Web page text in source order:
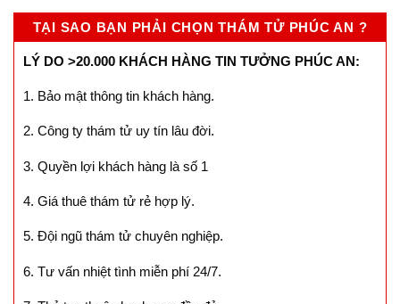
Dịch vụ thám tử quận Kiến An
Hải Phòng
Dịch vụ Thám tử Liên Chiểu Đà
TẠI SAO BẠN PHẢI CHỌN THÁM TỬ PHÚC AN ?
LÝ DO >20.000 KHÁCH HÀNG TIN TƯỞNG PHÚC AN:
1. Bảo mật thông tin khách hàng.